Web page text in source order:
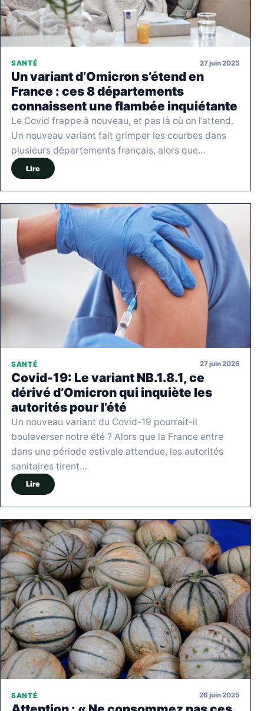
SANTÉ 27 juin 2025
Un variant d’Omicron s’étend en
France : ces 8 départements
connaissent une flambée inquiétante
Le Covid frappe à nouveau, et pas là où on l’attend.
Un nouveau variant fait grimper les courbes dans
plusieurs départements français, alors que…
Lire
SANTÉ 27 juin 2025
Covid-19: Le variant NB.1.8.1, ce
dérivé d’Omicron qui inquiète les
autorités pour l’été
Un nouveau variant du Covid-19 pourrait-il
bouleverser notre été ? Alors que la France entre
dans une période estivale attendue, les autorités
sanitaires tirent…
Lire
SANTÉ 26 juin 2025